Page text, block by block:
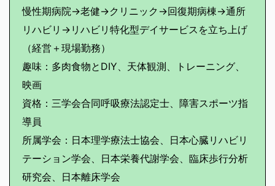
慢性期病院→老健→クリニック→回復期病棟→通所
リハビリ→リハビリ特化型デイサービスを立ち上げ
（経営＋現場勤務）
趣味：多肉食物とDIY、天体観測、トレーニング、
映画
資格：三学会合同呼吸療法認定士、障害スポーツ指
導員
所属学会：日本理学療法士協会、日本心臓リハビリ
テーション学会、日本栄養代謝学会、臨床歩行分析
研究会、日本離床学会